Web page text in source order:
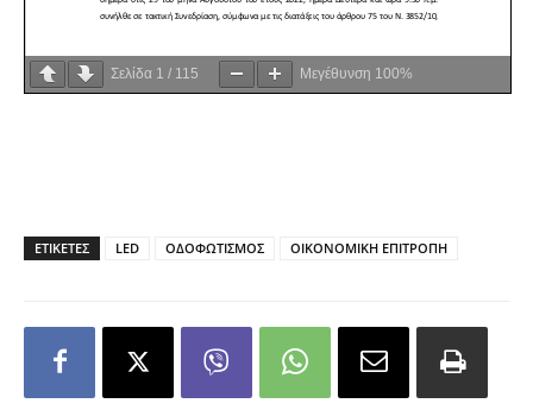
Σελίδα 1 / 115 Μεγέθυνση 100%
ΕΤΙΚΕΤΕΣ LED ΟΔΟΦΩΤΙΣΜΟΣ ΟΙΚΟΝΟΜΙΚΗ ΕΠΙΤΡΟΠΗ